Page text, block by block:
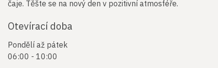
čaje. Těšte se na nový den v pozitivní atmosféře.
Otevírací doba
Pondělí až pátek
06:00 - 10:00